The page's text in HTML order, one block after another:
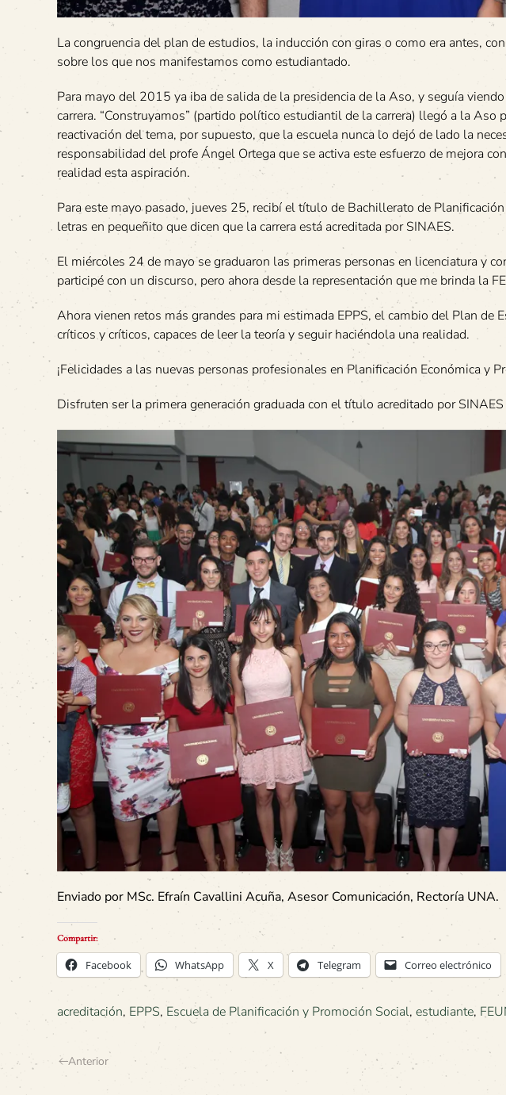
La congruencia del plan de estudios, la inducción con giras o como era antes,
sobre los que nos manifestamos como estudiantado.
Para mayo del 2015 ya iba de salida de la presidencia de la Aso, y seguía
carrera. “Construyamos” (partido político estudiantil de la carrera) llegó a la Aso
reactivación del tema, por supuesto, que la escuela nunca lo dejó de lado la
responsabilidad del profe Ángel Ortega que se activa este esfuerzo de mejora
realidad esta aspiración.
Para este mayo pasado, jueves 25, recibí el título de Bachillerato de
letras en pequeñito que dicen que la carrera está acreditada por SINAES.
El miércoles 24 de mayo se graduaron las primeras personas en licenciatura y
participé con un discurso, pero ahora desde la representación que me brinda la
Ahora vienen retos más grandes para mi estimada EPPS, el cambio del Plan de
críticos y críticos, capaces de leer la teoría y seguir haciéndola una realidad.
¡Felicidades a las nuevas personas profesionales en Planificación Económica y
Disfruten ser la primera generación graduada con el título acreditado por SINAES
Enviado por MSc. Efraín Cavallini Acuña, Asesor Comunicación, Rectoría UNA.
Compartir:
Facebook WhatsApp X Telegram Correo electrónico
acreditación, EPPS, Escuela de Planificación y Promoción Social, estudiante,
Anterior